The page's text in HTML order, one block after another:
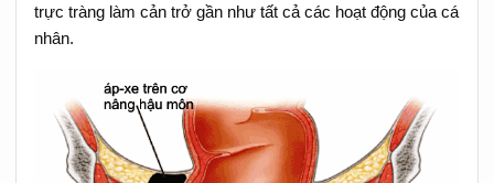
trực tràng làm cản trở gần như tất cả các hoạt động của cá
nhân.